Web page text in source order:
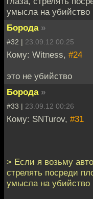
умысла на убийство
Борода »
#32 | 23.09.12 00:25
Кому: Witness, #24
это не убийство
Борода »
#33 | 23.09.12 00:26
Кому: SNTurov, #31
> Если я возьму
стрелять посреди
умысла на убийство